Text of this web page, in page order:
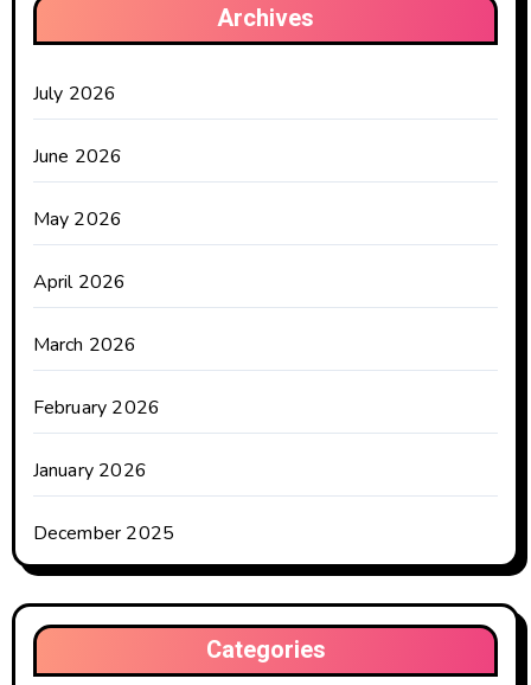
Archives
July 2026
June 2026
May 2026
April 2026
March 2026
February 2026
January 2026
December 2025
Categories